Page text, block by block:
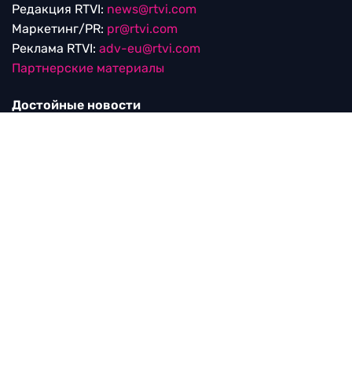
Редакция RTVI: news@rtvi.com
Маркетинг/PR: pr@rtvi.com
Реклама RTVI: adv-eu@rtvi.com
Партнерские материалы
Достойные новости